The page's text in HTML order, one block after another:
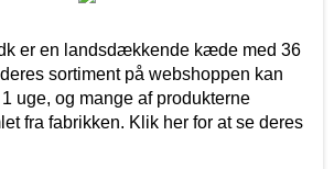
er en landsdækkende kæde med 36
sortiment på webshoppen kan
uge, og mange af produkterne
fra fabrikken. Klik her for at se deres